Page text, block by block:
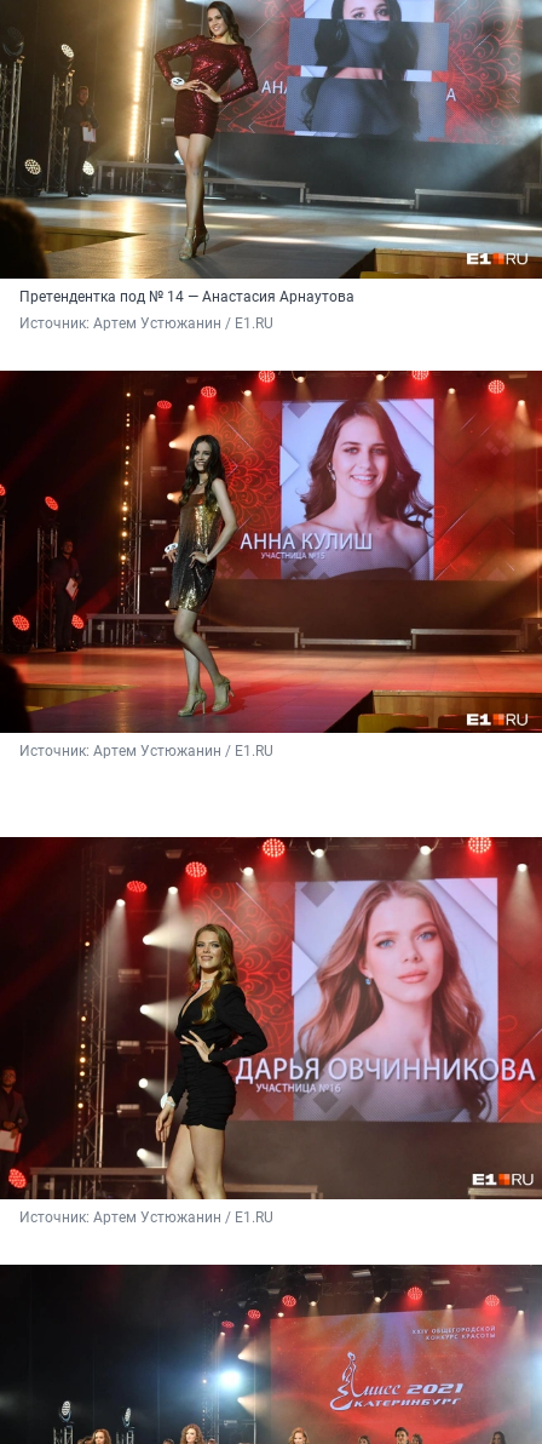
Претендентка под № 14 — Анастасия Арнаутова
Источник: Артем Устюжанин / Е1.RU
Источник: Артем Устюжанин / Е1.RU
Источник: Артем Устюжанин / Е1.RU